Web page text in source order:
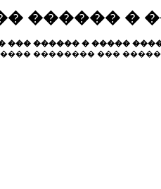
������ �
��� ������ � �����
�������� ���